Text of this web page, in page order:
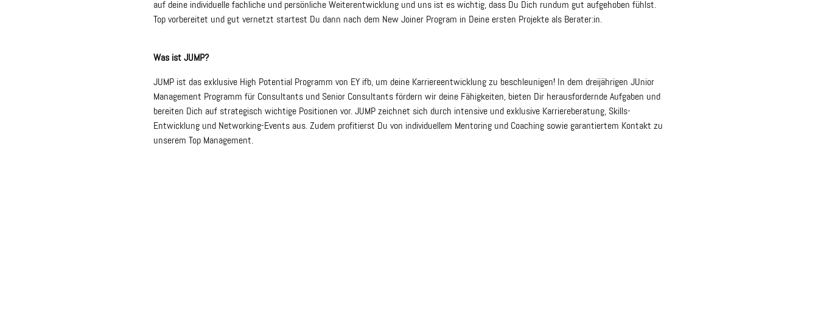
auf deine individuelle fachliche und persönliche Weiterentwicklung und uns ist es wichtig, dass Du Dich rundum gut aufgehoben fühlst.
Top vorbereitet und gut vernetzt startest Du dann nach dem New Joiner Program in Deine ersten Projekte als Berater:in.
Was ist JUMP?
JUMP ist das exklusive High Potential Programm von EY ifb, um deine Karriereentwicklung zu beschleunigen! In dem dreijährigen JUnior
Management Programm für Consultants und Senior Consultants fördern wir deine Fähigkeiten, bieten Dir herausfordernde Aufgaben und
bereiten Dich auf strategisch wichtige Positionen vor. JUMP zeichnet sich durch intensive und exklusive Karriereberatung, Skills-
Entwicklung und Networking-Events aus. Zudem profitierst Du von individuellem Mentoring und Coaching sowie garantiertem Kontakt zu
unserem Top Management.